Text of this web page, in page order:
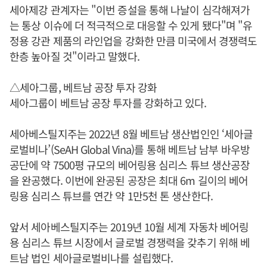
세아제강 관계자는 "이번 증설을 통해 나날이 심각해져가
는 통상 이슈에 더 적극적으로 대응할 수 있게 됐다"며 "유
정용 강관 제품의 라인업을 강화한 만큼 미국에서 경쟁력도
한층 높아질 것"이라고 말했다.
△세아그룹, 베트남 공장 투자 강화
세아그룹이 베트남 공장 투자를 강화하고 있다.
세아베스틸지주는 2022년 8월 베트남 생산법인인 ‘세아글
로벌비나’(SeAH Global Vina)를 통해 베트남 남부 바우방
공단에 약 7500평 규모의 베어링용 심리스 튜브 생산공장
을 완공했다. 이번에 완공된 공장은 최대 6m 길이의 베어
링용 심리스 튜브를 연간 약 1만5천 톤 생산한다.
앞서 세아베스틸지주는 2019년 10월 세계 자동차 베어링
용 심리스 튜브 시장에서 글로벌 경쟁력을 갖추기 위해 베
트남 법인 세아글로벌비나를 설립했다.